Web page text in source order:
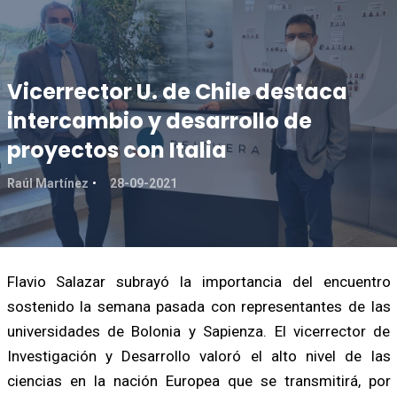
Vicerrector U. de Chile destaca
intercambio y desarrollo de
proyectos con Italia
Raúl Martínez 28-09-2021
Flavio Salazar subrayó la importancia del encuentro
sostenido la semana pasada con representantes de las
universidades de Bolonia y Sapienza. El vicerrector de
Investigación y Desarrollo valoró el alto nivel de las
ciencias en la nación Europea que se transmitirá, por